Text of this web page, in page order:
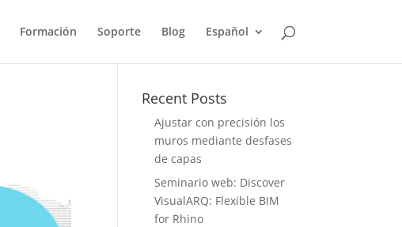
Formación Soporte Blog Español
Recent Posts
Ajustar con precisión los
muros mediante desfases
de capas
Seminario web: Discover
VisualARQ: Flexible BIM
for Rhino